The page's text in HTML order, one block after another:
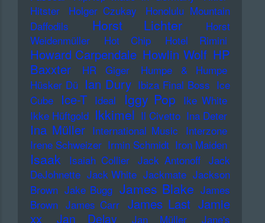
Hitster
Holger Czukay
Honolulu Mountain
Daffodils
Horst Lichter
Horst
Weidenmüller
Hot Chip Hotel Rimini
Howard Carpendale Howlin Wolf HP
Baxxter
HR Giger
Humpe & Humpe
Hüsker Dü Ian Dury Ibiza Final Boss Ice
Cube
Ice-T Ideal Iggy Pop Ike White
Ikke Hüftgold Ikkimel Il Civetto Ina Deter
Ina Müller International Music Interzone
Irene Schweizer Irmin Schmidt Iron Maiden
Isaak Isaiah Collier Jack Antonoff Jack
DeJohnette Jack White Jackmate Jackson
Brown Jake Bugg James Blake James
Brown James Carr James Last Jamie
xx
Jan Delay Jan Müller
Jane's